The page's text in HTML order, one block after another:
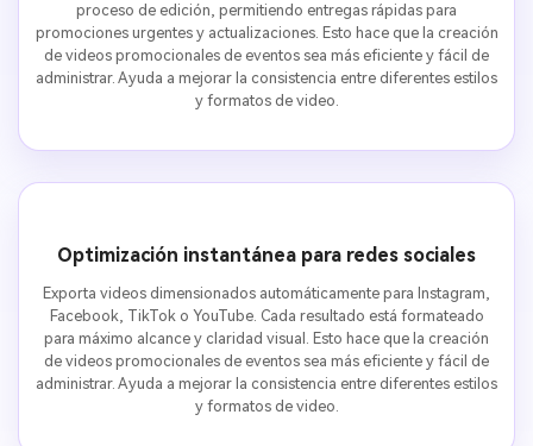
proceso de edición, permitiendo entregas rápidas para
promociones urgentes y actualizaciones. Esto hace que la creación
de videos promocionales de eventos sea más eficiente y fácil de
administrar. Ayuda a mejorar la consistencia entre diferentes estilos
y formatos de video.
Optimización instantánea para redes sociales
Exporta videos dimensionados automáticamente para Instagram,
Facebook, TikTok o YouTube. Cada resultado está formateado
para máximo alcance y claridad visual. Esto hace que la creación
de videos promocionales de eventos sea más eficiente y fácil de
administrar. Ayuda a mejorar la consistencia entre diferentes estilos
y formatos de video.